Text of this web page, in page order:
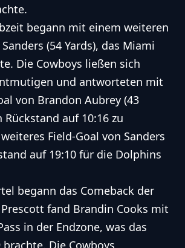
begann mit einem weiteren
(54 Yards), das Miami
Die Cowboys ließen sich
und antworteten mit
von Brandon Aubrey (43
Rückstand auf 10:16 zu
Field-Goal von Sanders
auf 19:10 für die Dolphins
begann das Comeback der
fand Brandin Cooks mit
in der Endzone, was das
brachte. Die Cowboys